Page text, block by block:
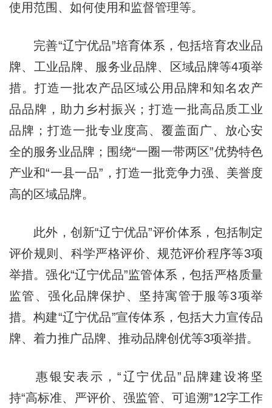
使用范围、如何使用和监督管理等。
完善“辽宁优品”培育体系，包括培育农业品
牌、工业品牌、服务业品牌、区域品牌等4项举
措。打造一批农产品区域公用品牌和知名农产
品品牌，助力乡村振兴；打造一批高品质工业
品牌；打造一批专业度高、覆盖面广、放心安
全的服务业品牌；围绕“一圈一带两区”优势特色
产业和“一县一品”，打造一批竞争力强、美誉度
高的区域品牌。
此外，创新“辽宁优品”评价体系，包括制定
评价规则、科学严格评价、规范评价程序等3项
举措。强化“辽宁优品”监管体系，包括严格质量
监管、强化品牌保护、坚持寓管于服等3项举
措。构建“辽宁优品”宣传体系，包括大力宣传品
牌、着力推广品牌、推动品牌创优等3项举措。
惠银安表示，“辽宁优品”品牌建设将坚
持“高标准、严评价、强监管、可追溯”12字工作